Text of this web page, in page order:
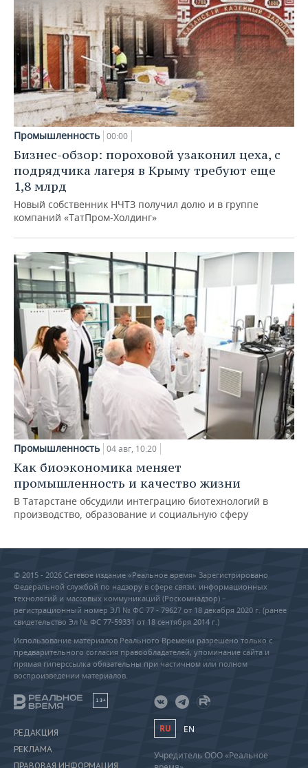
Промышленность 00:00
Бизнес-обзор: пороховой узаконил цеха, с
подрядчика лагеря в Крыму требуют еще
1,8 млрд
Новый собственник НЧТЗ получил долю и в группе
компаний «ТатПром-Холдинг»
Промышленность 04 авг, 10:20
Как биоэкономика меняет
промышленность и качество жизни
В Татарстане обсудили интеграцию биотехнологий в
производство, образование и социальную сферу
© 2015 - 2026 Сетевое издание «Реальное время» Зарегистрировано
Федеральной службой по надзору в сфере связи, информационных
технологий и массовых коммуникаций (Роскомнадзор) –
регистрационный номер ЭЛ № ФС 77 - 79627 от 18 декабря 2020 г. (ранее
свидетельство Эл № ФС 77-59331 от 18 сентября 2014 г.)
Использование материалов Реального Времени разрешено только с
предварительного согласия правообладателей, упоминание сайта и
прямая гиперссылка обязательны при частичном или полном
воспроизведении материалов.
18+
РЕДАКЦИЯ
РЕКЛАМА
ПРАВОВАЯ ИНФОРМАЦИЯ
RU EN
Учредитель ООО «Реальное